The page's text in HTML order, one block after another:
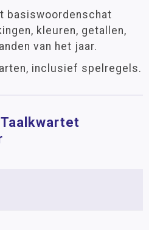
basiswoordenschat
kleuren, getallen,
van het jaar.
inclusief spelregels.